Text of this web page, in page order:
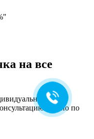
на все
при
можно по